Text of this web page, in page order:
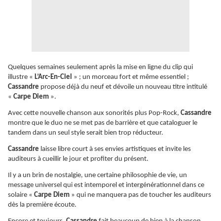
Quelques semaines seulement après la mise en ligne du clip qui
illustre « L’Arc-En-Ciel » ; un morceau fort et même essentiel ;
Cassandre propose déjà du neuf et dévoile un nouveau titre intitulé
« Carpe Diem ».
Avec cette nouvelle chanson aux sonorités plus Pop-Rock, Cassandre
montre que le duo ne se met pas de barrière et que cataloguer le
tandem dans un seul style serait bien trop réducteur.
Cassandre laisse libre court à ses envies artistiques et invite les
auditeurs à cueillir le jour et profiter du présent.
Il y a un brin de nostalgie, une certaine philosophie de vie, un
message universel qui est intemporel et intergénérationnel dans ce
solaire « Carpe Diem » qui ne manquera pas de toucher les auditeurs
dès la première écoute.